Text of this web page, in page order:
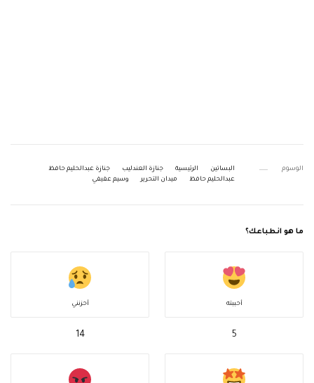
الوسوم البساتين الرئيسية جنازة العندليب
جنازة عبدالحليم حافظ
عبدالحليم حافظ
ميدان التحرير وسيم عفيفي
ما هو انطباعك؟
أحببته
5
أحزنني
14